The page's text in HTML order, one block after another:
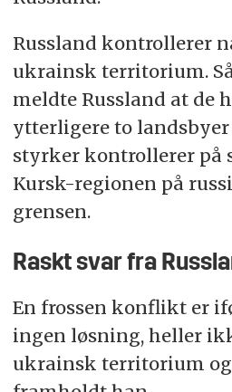
Russland kontrollerer
ukrainsk territorium.
meldte Russland at de
ytterligere to
styrker kontrollerer på
Kursk-regionen på
grensen.
Raskt svar fra
En frossen konflikt er
ingen løsning, heller
ukrainsk territorium